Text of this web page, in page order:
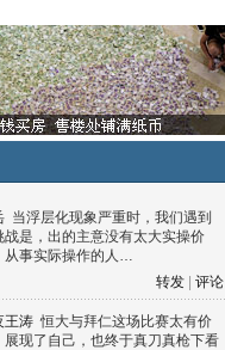
当浮层化现象严重时，我们遇到
战是，出的主意没有太大实操价
从事实际操作的人…
转发
评论
王涛 恒大与拜仁这场比赛太有价
展现了自己，也终于真刀真枪下看